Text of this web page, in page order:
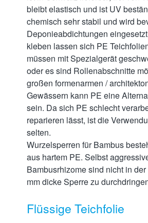
bleibt elastisch und ist UV
chemisch sehr stabil und wird
Deponieabdichtungen
kleben lassen sich PE
müssen mit Spezialgerät
oder es sind Rollenabschnitte
großen formenarmen /
Gewässern kann PE eine
sein. Da sich PE schlecht
reparieren lässt, ist die
selten.
Wurzelsperren für Bambus
aus hartem PE. Selbst
Bambusrhizome sind nicht in
mm dicke Sperre zu
Flüssige Teichfolie